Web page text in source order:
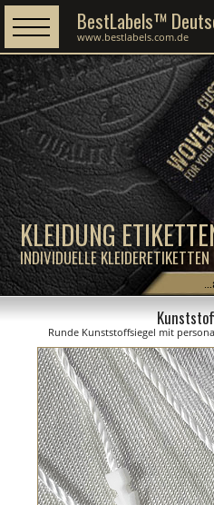
KLEIDUNG
INDIVIDUELLE
BestLabels™
www.bestlabels.com.de
Runde Kunststoffsiegel mit